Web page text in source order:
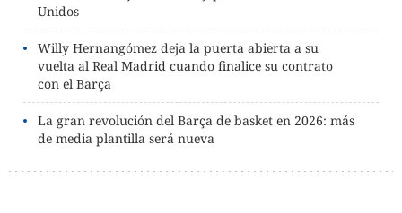
Unidos
Willy Hernangómez deja la puerta abierta a su
vuelta al Real Madrid cuando finalice su contrato
con el Barça
La gran revolución del Barça de basket en 2026: más
de media plantilla será nueva